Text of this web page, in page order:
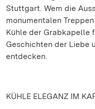
Stuttgart. Wem die
monumentalen
Kühle der Grabkapelle
Geschichten der Liebe
entdecken.
KÜHLE ELEGANZ IM